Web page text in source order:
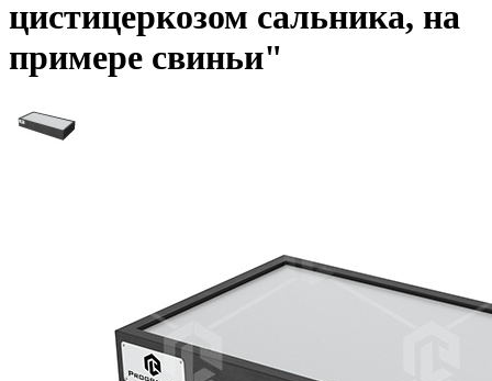
цистицеркозом сальника, на
примере свиньи"